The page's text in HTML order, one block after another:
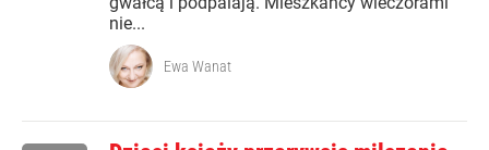
nie...
Ewa Wanat